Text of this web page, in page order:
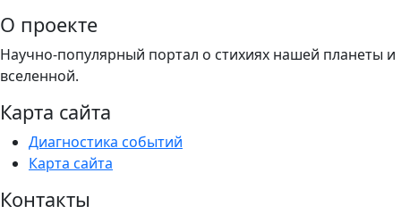
О проекте
Научно-популярный портал о стихиях нашей планеты и
вселенной.
Карта сайта
Диагностика событий
Карта сайта
Контакты